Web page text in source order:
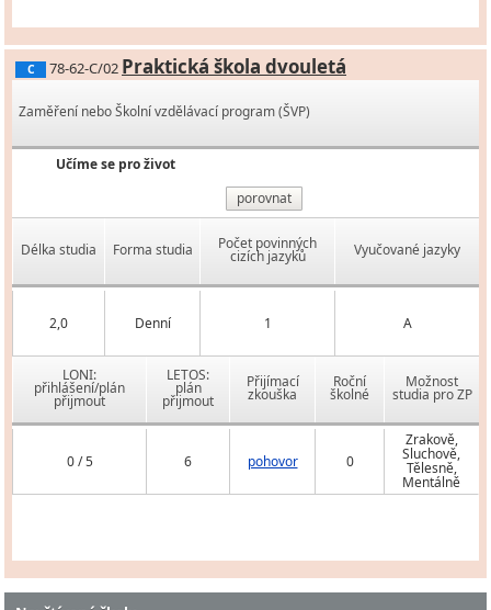
C 78-62-C/02 Praktická škola dvouletá
Zaměření nebo Školní vzdělávací program (ŠVP)
Učíme se pro život
porovnat
Délka studia Forma studia Počet povinných
cizích jazyků Vyučované jazyky
2,0 Denní 1 A
LONI:
přihlášení/plán
přijmout
LETOS:
plán
přijmout
Přijímací
zkouška
Roční
školné
Možnost
studia pro ZP
0 / 5 6 pohovor 0
Zrakově,
Sluchově,
Tělesně,
Mentálně